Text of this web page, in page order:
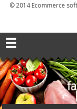
© 2014Ecommerce
☰